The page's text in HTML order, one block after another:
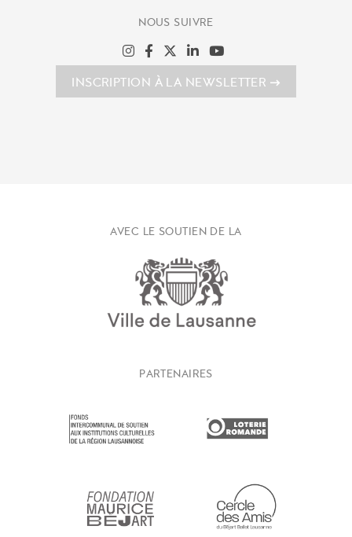
NOUS SUIVRE
INSCRIPTION À LA NEWSLETTER
AVEC LE SOUTIEN DE LA
PARTENAIRES